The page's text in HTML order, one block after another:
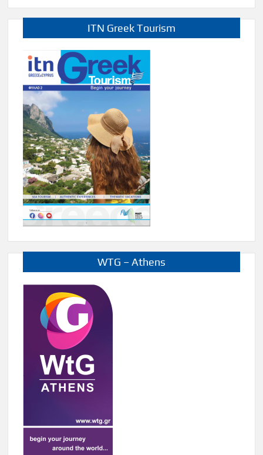
ITN Greek Tourism
WTG – Athens